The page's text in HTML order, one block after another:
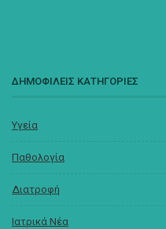
ΔΗΜΟΦΙΛΕΙΣ ΚΑΤΗΓΟΡΙΕΣ
Υγεία
Παθολογία
Διατροφή
Ιατρικά Νέα